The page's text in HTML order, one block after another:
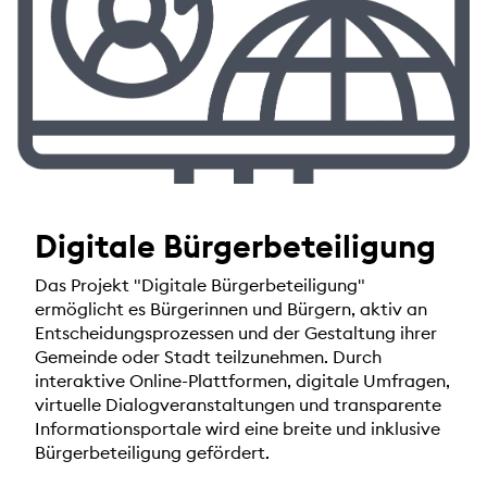
Digitale Bürgerbeteiligung
Das Projekt "Digitale Bürgerbeteiligung"
ermöglicht es Bürgerinnen und Bürgern, aktiv an
Entscheidungsprozessen und der Gestaltung ihrer
Gemeinde oder Stadt teilzunehmen. Durch
interaktive Online-Plattformen, digitale Umfragen,
virtuelle Dialogveranstaltungen und transparente
Informationsportale wird eine breite und inklusive
Bürgerbeteiligung gefördert.